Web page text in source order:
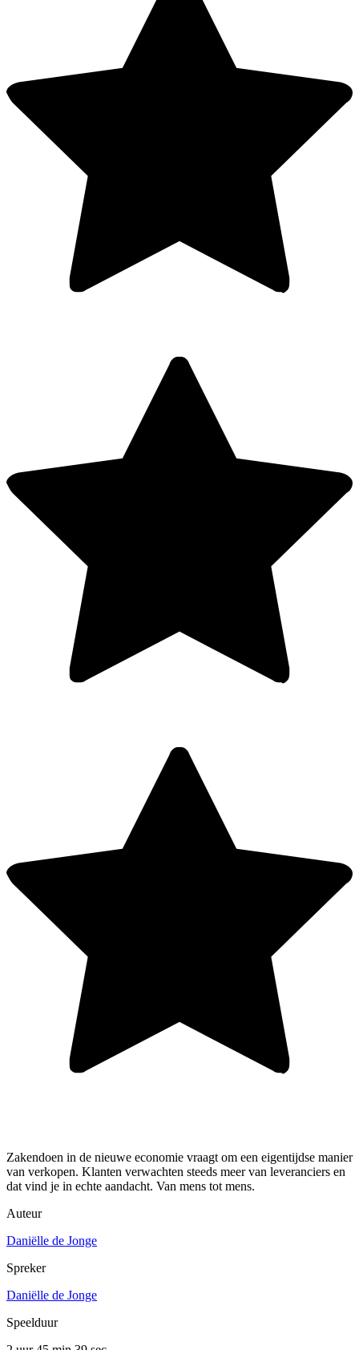
Zakendoen in de nieuwe economie vraagt om een eigentijdse manier
van verkopen. Klanten verwachten steeds meer van leveranciers en
dat vind je in echte aandacht. Van mens tot mens.
Auteur
Daniëlle de Jonge
Spreker
Daniëlle de Jonge
Speelduur